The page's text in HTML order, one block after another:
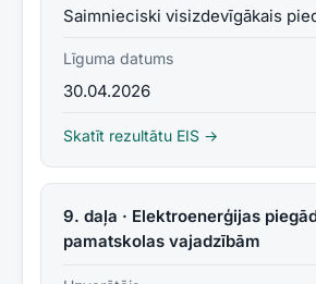
Saimnieciski visizdevīgākais
Līguma datums
30.04.2026
Skatīt rezultātu EIS →
9. daļa · Elektroenerģijas
pamatskolas vajadzībām